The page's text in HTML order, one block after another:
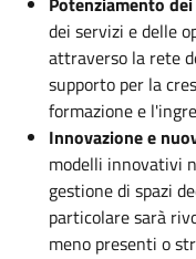
dei servizi e delle
attraverso la rete
supporto per la
formazione e
Innovazione e
modelli innovativi
gestione di spazi
particolare sarà
meno presenti o